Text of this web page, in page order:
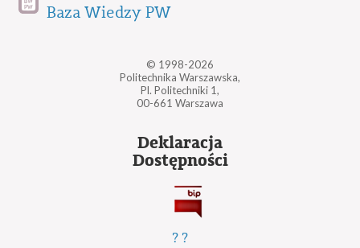
Baza Wiedzy PW
© 1998-2026
Politechnika Warszawska,
Pl. Politechniki 1,
00-661 Warszawa
Deklaracja
Dostępności
? ?